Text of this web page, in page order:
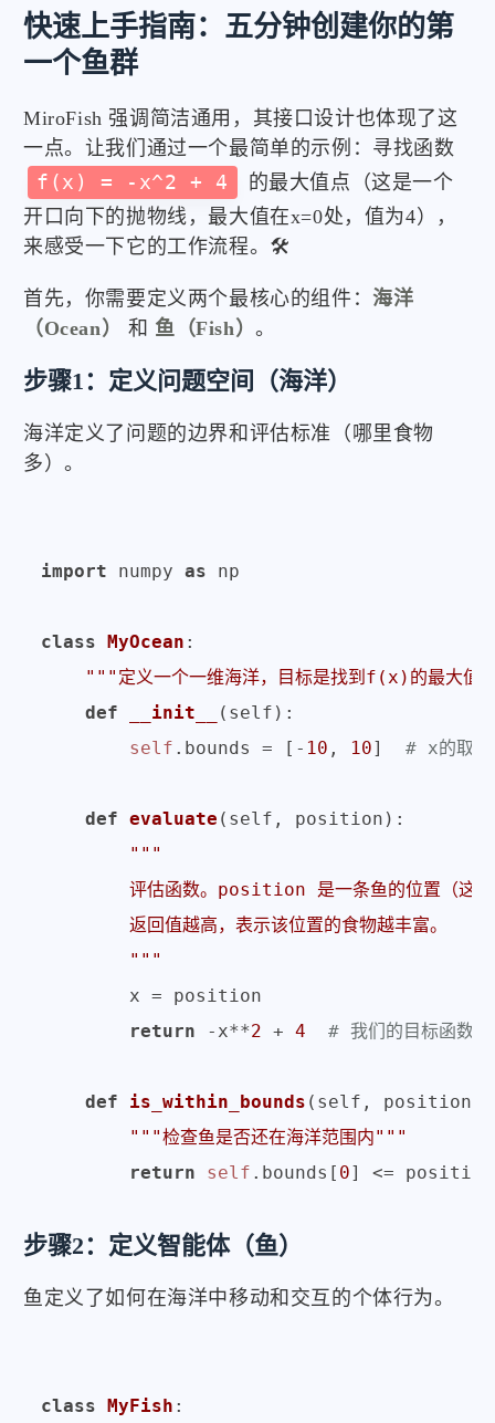
快速上手指南：五分钟创建你的第
一个鱼群
MiroFish 强调简洁通用，其接口设计也体现了这
一点。让我们通过一个最简单的示例：寻找函数
f(x) = -x^2 + 4
的最大值点（这是一个
开口向下的抛物线，最大值在x=0处，值为4），
来感受一下它的工作流程。🛠️
首先，你需要定义两个最核心的组件： 海洋
（Ocean）
和 鱼（Fish）。
步骤1：定义问题空间（海洋）
海洋定义了问题的边界和评估标准（哪里食物
多）。
import numpy as np
class MyOcean :
"""定义一个一维海洋，目标是找到f(x)的最大
def
__init__ ( self ):
self .bounds = [- 10 , 10] # x的取值
def evaluate ( self, position ):
"""
评估函数。position 是一条鱼的位置（这里
        返回值越高，表示该位置的食物越丰富。
        """
        x = position
return -x**2 + 4 # 我们的目标函数
def is_within_bounds ( self, position
"""检查鱼是否还在海洋范围内"""
return
self .bounds[ 0] <=
步骤2：定义智能体（鱼）
鱼定义了如何在海洋中移动和交互的个体行为。
class MyFish :